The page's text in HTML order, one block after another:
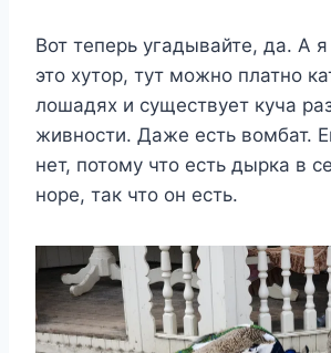
Вот теперь угадывайте, да. А
это хутор, тут можно платно
лошадях и существует куча
живности. Даже есть вомбат.
нет, потому что есть дырка в
норе, так что он есть.